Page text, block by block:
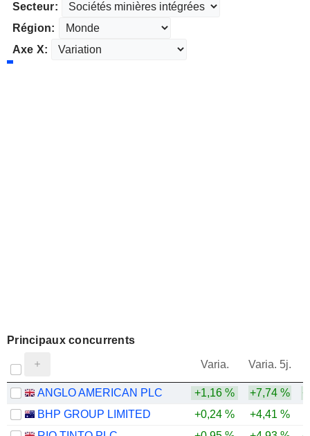
Secteur:
Région:
Axe X:
Principaux concurrents
Varia. Varia. 5j.
ANGLO AMERICAN PLC
+1,16 % +7,74 %
BHP GROUP LIMITED
+0,24 % +4,41 %